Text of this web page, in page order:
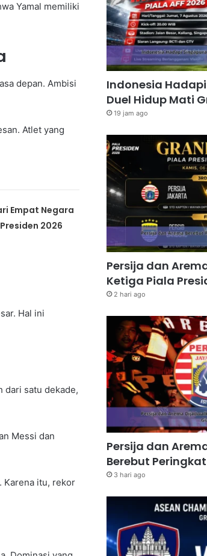
Yamal memiliki
depan. Ambisi
Atlet yang
Empat Negara
2026
Hal ini
dari satu dekade,
Messi dan
Karena itu, rekor
Indonesia
Duel Hidup Mati
19 jam ago
Persija dan
Ketiga Piala
2 hari ago
Persija dan
Berebut
3 hari ago